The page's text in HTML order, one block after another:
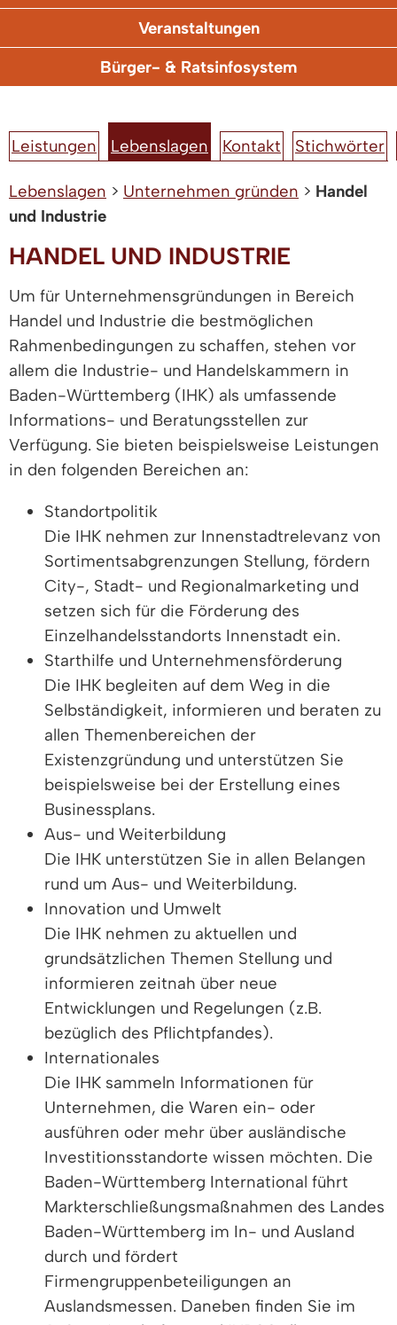
Veranstaltungen
Bürger- & Ratsinfosystem
Leistungen Lebenslagen Kontakt Stichwörter
Lebenslagen > Unternehmen gründen > Handel
und Industrie
HANDEL UND INDUSTRIE
Um für Unternehmensgründungen in Bereich
Handel und Industrie die bestmöglichen
Rahmenbedingungen zu schaffen, stehen vor
allem die Industrie- und Handelskammern in
Baden-Württemberg (IHK) als umfassende
Informations- und Beratungsstellen zur
Verfügung. Sie bieten beispielsweise Leistungen
in den folgenden Bereichen an:
Standortpolitik
Die IHK nehmen zur Innenstadtrelevanz von
Sortimentsabgrenzungen Stellung, fördern
City-, Stadt- und Regionalmarketing und
setzen sich für die Förderung des
Einzelhandelsstandorts Innenstadt ein.
Starthilfe und Unternehmensförderung
Die IHK begleiten auf dem Weg in die
Selbständigkeit, informieren und beraten zu
allen Themenbereichen der
Existenzgründung und unterstützen Sie
beispielsweise bei der Erstellung eines
Businessplans.
Aus- und Weiterbildung
Die IHK unterstützen Sie in allen Belangen
rund um Aus- und Weiterbildung.
Innovation und Umwelt
Die IHK nehmen zu aktuellen und
grundsätzlichen Themen Stellung und
informieren zeitnah über neue
Entwicklungen und Regelungen (z.B.
bezüglich des Pflichtpfandes).
Internationales
Die IHK sammeln Informationen für
Unternehmen, die Waren ein- oder
ausführen oder mehr über ausländische
Investitionsstandorte wissen möchten. Die
Baden-Württemberg International führt
Markterschließungsmaßnahmen des Landes
Baden-Württemberg im In- und Ausland
durch und fördert
Firmengruppenbeteiligungen an
Auslandsmessen. Daneben finden Sie im